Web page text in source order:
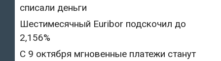
списали деньги
Шестимесячный Euribor подскочил до
2,156%
С 9 октября мгновенные платежи станут